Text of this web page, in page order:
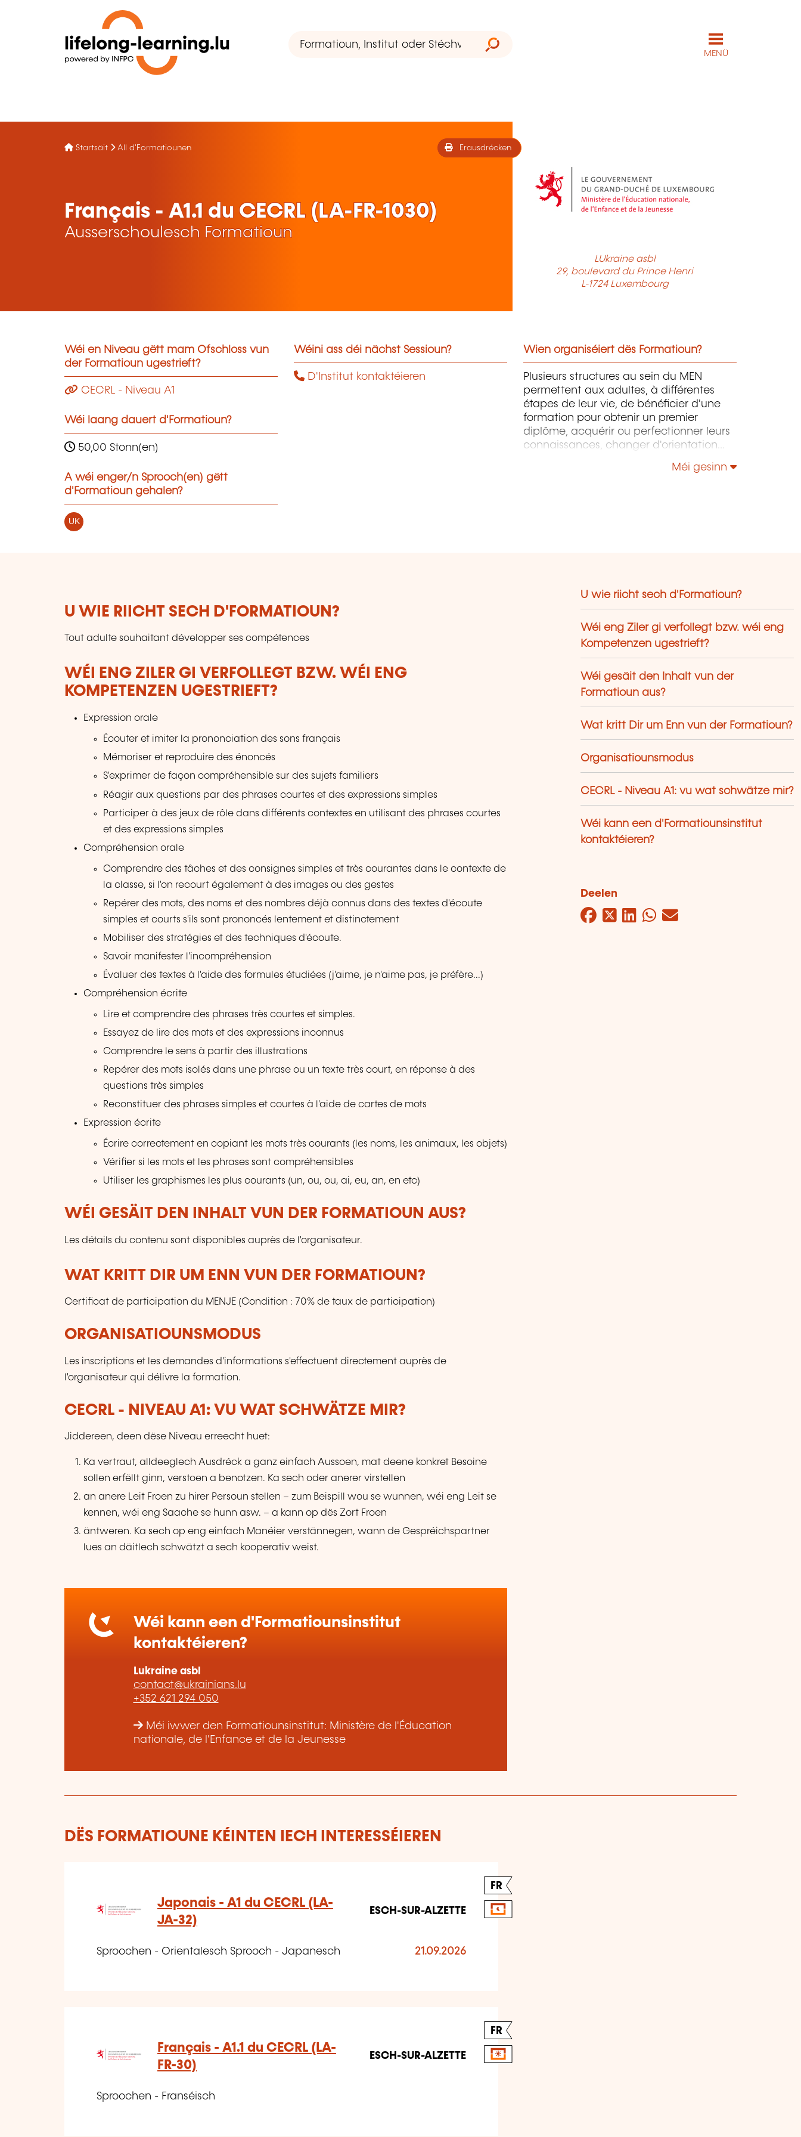
MENÜ
Startsäit All d'Formatiounen Erausdrécken
Français - A1.1 du CECRL (LA-FR-1030)
Ausserschoulesch Formatioun
LUkraine asbl
29, boulevard du Prince Henri
L-1724 Luxembourg
Wéi en Niveau gëtt mam Ofschloss vun
der Formatioun ugestrieft?
CECRL - Niveau A1
Wéi laang dauert d'Formatioun?
50,00 Stonn(en)
A wéi enger/n Sprooch(en) gëtt
d'Formatioun gehalen?
UK
Wéini ass déi nächst Sessioun?
D'Institut kontaktéieren
Wien organiséiert dës Formatioun?
Plusieurs structures au sein du MEN
permettent aux adultes, à différentes
étapes de leur vie, de bénéficier d'une
formation pour obtenir un premier
diplôme, acquérir ou perfectionner leurs
connaissances, changer d'orientation
technologies, enrichir leur culture
Méi gesinn
U WIE RIICHT SECH D'FORMATIOUN?
Tout adulte souhaitant développer ses compétences
WÉI ENG ZILER GI VERFOLLEGT BZW. WÉI ENG
KOMPETENZEN UGESTRIEFT?
Expression orale
Écouter et imiter la prononciation des sons français
Mémoriser et reproduire des énoncés
S'exprimer de façon compréhensible sur des sujets familiers
Réagir aux questions par des phrases courtes et des expressions simples
Participer à des jeux de rôle dans différents contextes en utilisant des phrases courtes
et des expressions simples
Compréhension orale
Comprendre des tâches et des consignes simples et très courantes dans le contexte de
la classe, si l'on recourt également à des images ou des gestes
Repérer des mots, des noms et des nombres déjà connus dans des textes d'écoute
simples et courts s'ils sont prononcés lentement et distinctement
Mobiliser des stratégies et des techniques d'écoute.
Savoir manifester l'incompréhension
Évaluer des textes à l'aide des formules étudiées (j'aime, je n'aime pas, je préfère...)
Compréhension écrite
Lire et comprendre des phrases très courtes et simples.
Essayez de lire des mots et des expressions inconnus
Comprendre le sens à partir des illustrations
Repérer des mots isolés dans une phrase ou un texte très court, en réponse à des
questions très simples
Reconstituer des phrases simples et courtes à l'aide de cartes de mots
Expression écrite
Écrire correctement en copiant les mots très courants (les noms, les animaux, les objets)
Vérifier si les mots et les phrases sont compréhensibles
Utiliser les graphismes les plus courants (un, ou, ou, ai, eu, an, en etc)
WÉI GESÄIT DEN INHALT VUN DER FORMATIOUN AUS?
Les détails du contenu sont disponibles auprès de l'organisateur.
WAT KRITT DIR UM ENN VUN DER FORMATIOUN?
Certificat de participation du MENJE (Condition : 70% de taux de participation)
ORGANISATIOUNSMODUS
Les inscriptions et les demandes d'informations s'effectuent directement auprès de
l'organisateur qui délivre la formation.
CECRL - NIVEAU A1: VU WAT SCHWÄTZE MIR?
Jiddereen, deen dëse Niveau erreecht huet:
Ka vertraut, alldeeglech Ausdréck a ganz einfach Aussoen, mat deene konkret Besoine
sollen erfëllt ginn, verstoen a benotzen. Ka sech oder anerer virstellen
an anere Leit Froen zu hirer Persoun stellen – zum Beispill wou se wunnen, wéi eng Leit se
kennen, wéi eng Saache se hunn asw. – a kann op dës Zort Froen
äntweren. Ka sech op eng einfach Manéier verstännegen, wann de Gespréichspartner
lues an däitlech schwätzt a sech kooperativ weist.
Wéi kann een d'Formatiounsinstitut
kontaktéieren?
Lukraine asbl
contact@ukrainians.lu
+352 621 294 050
Méi iwwer den Formatiounsinstitut: Ministère de l'Éducation
nationale, de l'Enfance et de la Jeunesse
U wie riicht sech d'Formatioun?
Wéi eng Ziler gi verfollegt bzw. wéi eng
Kompetenzen ugestrieft?
Wéi gesäit den Inhalt vun der
Formatioun aus?
Wat kritt Dir um Enn vun der Formatioun?
Organisatiounsmodus
CECRL - Niveau A1: vu wat schwätze mir?
Wéi kann een d'Formatiounsinstitut
kontaktéieren?
Deelen
Facebook
Twitter
LinkedIn
WhatsApp
Mail
DËS FORMATIOUNE KÉINTEN IECH INTERESSÉIEREN
FR
Japonais - A1 du CECRL (LA-
JA-32)
ESCH-SUR-ALZETTE
Sproochen - Orientalesch Sprooch - Japanesch 21.09.2026
FR
Français - A1.1 du CECRL (LA-
FR-30)
ESCH-SUR-ALZETTE
Sproochen - Franséisch